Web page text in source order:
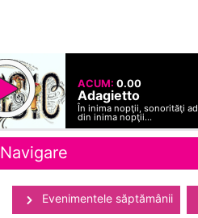
ACUM: 0.00
Adagietto
În inima nopţii, sonorităţi
din inima nopţii...
Navigare
Evenimentele săptămânii